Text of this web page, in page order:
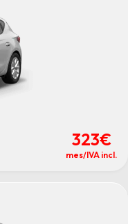
323€
mes/IVA incl.